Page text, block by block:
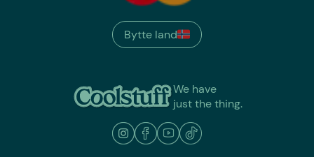
We have
just the thing.
Bytte land